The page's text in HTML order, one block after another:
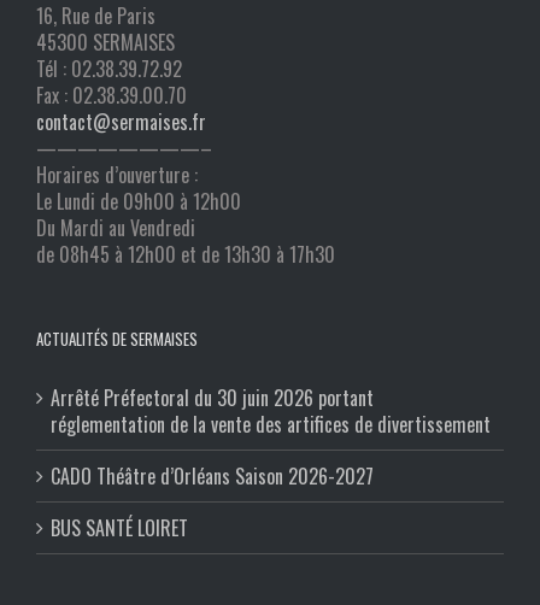
16, Rue de Paris
45300 SERMAISES
Tél : 02.38.39.72.92
Fax : 02.38.39.00.70
contact@sermaises.fr
————————–
Horaires d’ouverture :
Le Lundi de 09h00 à 12h00
Du Mardi au Vendredi
de 08h45 à 12h00 et de 13h30 à 17h30
ACTUALITÉS DE SERMAISES
Arrêté Préfectoral du 30 juin 2026 portant
réglementation de la vente des artifices de divertissement
CADO Théâtre d’Orléans Saison 2026-2027
BUS SANTÉ LOIRET